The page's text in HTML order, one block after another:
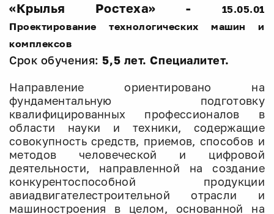
«Крылья Ростеха» -
15.05.01
Проектирование технологических машин и
комплексов
Срок обучения: 5,5 лет.Специалитет.
Направление ориентировано на
фундаментальную подготовку
квалифицированных профессионалов в
области науки и техники, содержащие
совокупность средств, приемов, способов и
методов человеческой и цифровой
деятельности, направленной на создание
конкурентоспособной продукции
авиадвигателестроительной отрасли и
машиностроения в целом, основанной на